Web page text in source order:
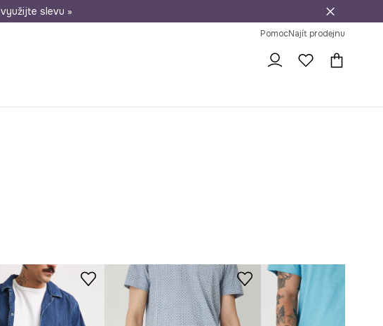
30 dní na vrácení zboží
slevu »
PomocNajít prodejnu